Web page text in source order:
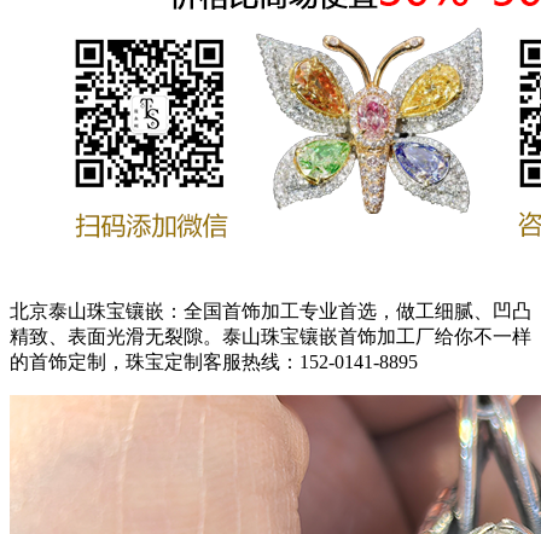
北京泰山珠宝镶嵌：全国首饰加工专业首选，做工细腻、凹凸
精致、表面光滑无裂隙。泰山珠宝镶嵌首饰加工厂给你不一样
的首饰定制，珠宝定制客服热线：152-0141-8895